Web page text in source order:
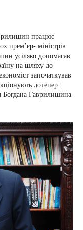
працює
прем’єр- міністрів
усіляко допомагав
на шляху до
започаткував
дотепер:
Гаврилишина